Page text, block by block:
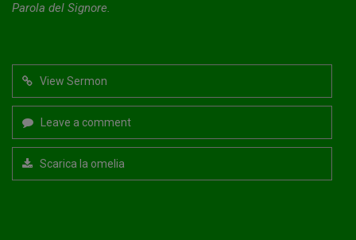
Parola del Signore.
View Sermon
Leave a comment
Scarica la omelia